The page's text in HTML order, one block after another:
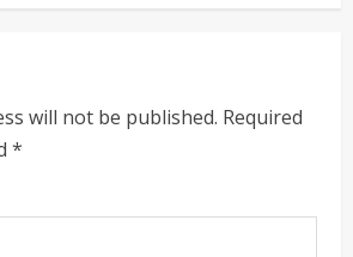
will not be published. Required
*